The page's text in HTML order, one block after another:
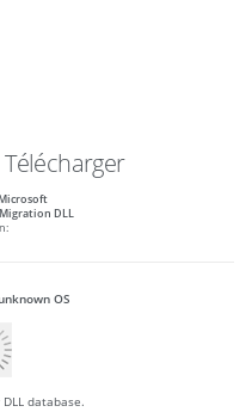
Télécharger
DLL
OS
database.